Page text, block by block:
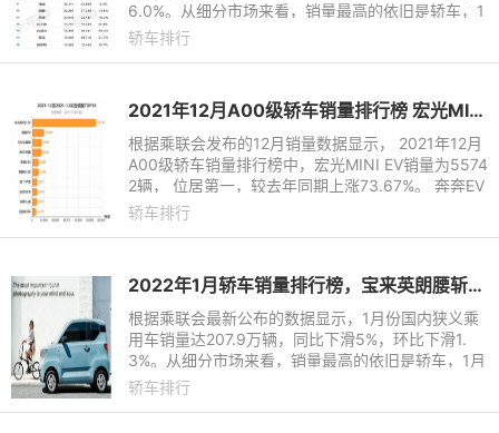
6.0%。从细分市场来看，销量最高的依旧是轿车，1
1月累计销量达到89.2万辆，同比下滑了11.4%，环
轿车排行
2021年12月A00级轿车销量排行榜 宏光MINI EV第一
根据乘联会发布的12月销量数据显示， 2021年12月
A00级轿车销量排行榜中，宏光MINI EV销量为5574
2辆， 位居第一，较去年同期上涨73.67%。 奔奔EV
以10404辆的销量位居第二，较去年同期上涨298.6
轿车排行
2022年1月轿车销量排行榜，宝来英朗腰斩，宏光MINI EV跌出前三
根据乘联会最新公布的数据显示，1月份国内狭义乘
用车销量达207.9万辆，同比下滑5%，环比下滑1.
3%。从细分市场来看，销量最高的依旧是轿车，1月
累计销量达到100.1万辆，同比下滑6.2%，环比下滑
轿车排行